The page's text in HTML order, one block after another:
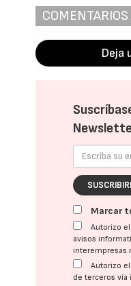
Deja
Marcar
Autorizo
avisos
Autorizo
de terceros